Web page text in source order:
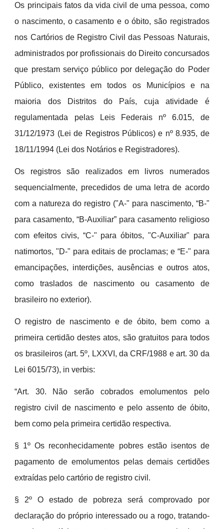
Os principais fatos da vida civil de uma pessoa, como
o nascimento, o casamento e o óbito, são registrados
nos Cartórios de Registro Civil das Pessoas Naturais,
administrados por profissionais do Direito concursados
que prestam serviço público por delegação do Poder
Público, existentes em todos os Municípios e na
maioria dos Distritos do País, cuja atividade é
regulamentada pelas Leis Federais nº 6.015, de
31/12/1973 (Lei de Registros Públicos) e nº8.935, de
18/11/1994 (Lei dos Notários e Registradores).
Os registros são realizados em livros numerados
sequencialmente, precedidos de uma letra de acordo
com a natureza do registro ("A-" para nascimento, “B-"
para casamento, “B-Auxiliar” para casamento religioso
com efeitos civis, “C-" para óbitos, "C-Auxiliar" para
natimortos, "D-" para editais de proclamas; e “E-" para
emancipações, interdições, ausências e outros atos,
como traslados de nascimento ou casamento de
brasileiro no exterior).
O registro de nascimento e de óbito, bem como a
primeira certidão destes atos, são gratuitos para todos
os brasileiros (art. 5º, LXXVI, da CRF/1988 e art. 30 da
Lei 6015/73), in verbis:
“Art. 30. Não serão cobrados emolumentos pelo
registro civil de nascimento e pelo assento de óbito,
bem como pela primeira certidão respectiva.
§ 1º Os reconhecidamente pobres estão isentos de
pagamento de emolumentos pelas demais certidões
extraídas pelo cartório de registro civil.
§ 2º O estado de pobreza será comprovado por
declaração do próprio interessado ou a rogo, tratando-